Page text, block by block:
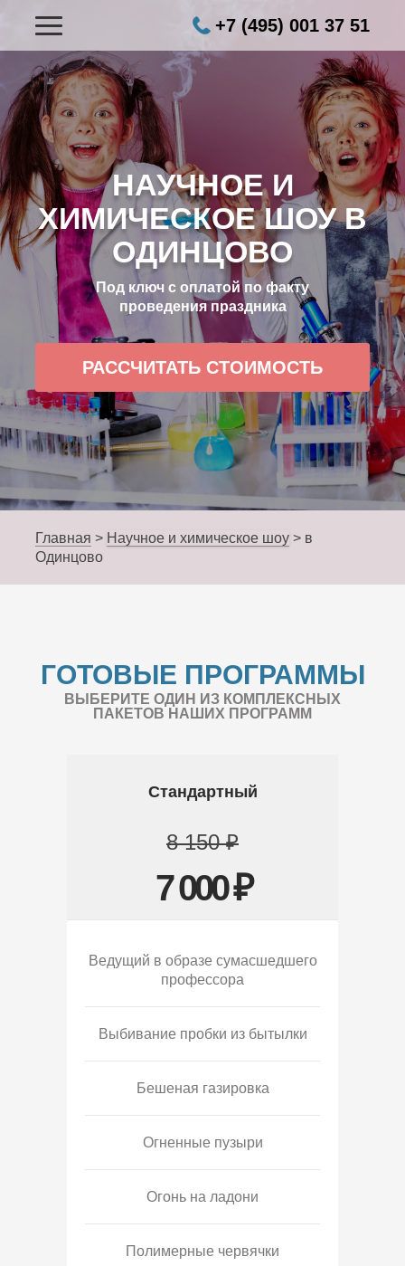
+7 (495) 001 37 51
НАУЧНОЕ И
ХИМИЧЕСКОЕ ШОУ В
ОДИНЦОВО
Под ключ с оплатой по факту
проведения праздника
РАССЧИТАТЬ СТОИМОСТЬ
Главная > Научное и химическое шоу > в
Одинцово
ГОТОВЫЕ ПРОГРАММЫ
ВЫБЕРИТЕ ОДИН ИЗ КОМПЛЕКСНЫХ
ПАКЕТОВ НАШИХ ПРОГРАММ
Стандартный
8 150 ₽
7 000 ₽
Ведущий в образе сумасшедшего
профессора
Выбивание пробки из бытылки
Бешеная газировка
Огненные пузыри
Огонь на ладони
Полимерные червячки